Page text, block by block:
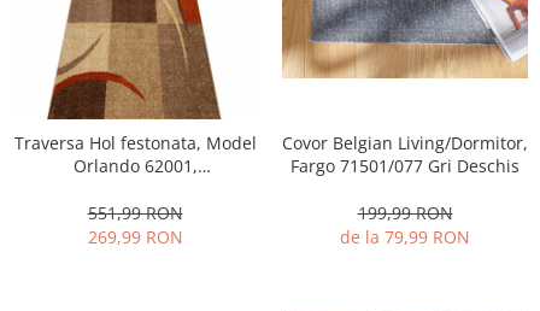
Traversa Hol festonata, Model
Orlando 62001,
cm
551,99 RON
269,99 RON
Covor Belgian Living/Dormitor,
Fargo 71501/077 Gri Deschis
199,99 RON
de la 79,99 RON